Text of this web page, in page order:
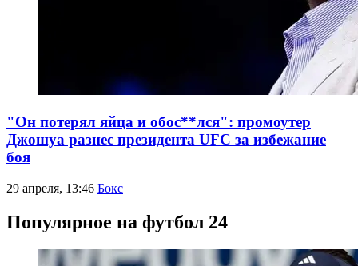
"Он потерял яйца и обос**лся": промоутер
Джошуа разнес президента UFC за избежание
боя
29 апреля, 13:46 Бокс
Популярное на футбол 24